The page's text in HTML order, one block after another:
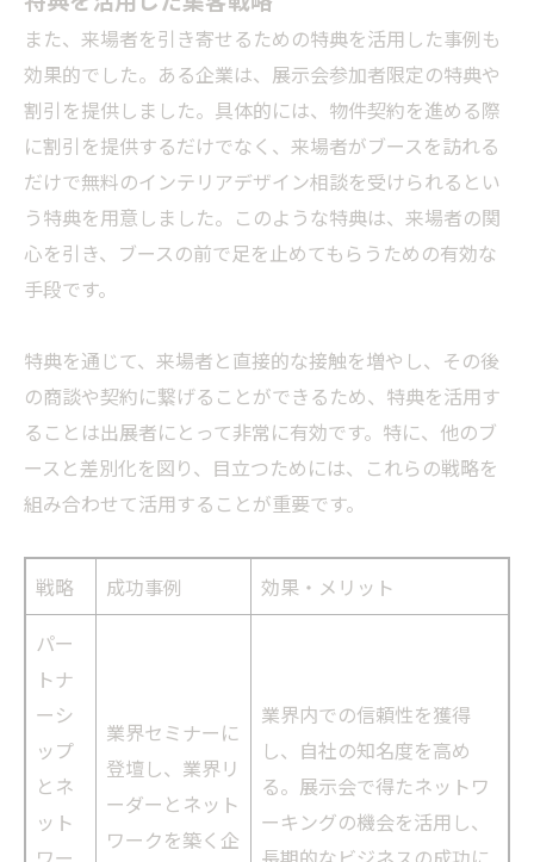
また、来場者を引き寄せるための特典を活用した事例も
効果的でした。ある企業は、展示会参加者限定の特典や
割引を提供しました。具体的には、物件契約を進める際
に割引を提供するだけでなく、来場者がブースを訪れる
だけで無料のインテリアデザイン相談を受けられるとい
う特典を用意しました。このような特典は、来場者の関
心を引き、ブースの前で足を止めてもらうための有効な
手段です。
特典を通じて、来場者と直接的な接触を増やし、その後
の商談や契約に繋げることができるため、特典を活用す
ることは出展者にとって非常に有効です。特に、他のブ
ースと差別化を図り、目立つためには、これらの戦略を
組み合わせて活用することが重要です。
戦略 成功事例
効果・メリット
パー
トナ
ーシ
ップ
とネ
ット
業界セミナーに
登壇し、業界リ
ーダーとネット
ワークを築く企
業界内での信頼性を獲得
し、自社の知名度を高め
る。展示会で得たネットワ
ーキングの機会を活用し、